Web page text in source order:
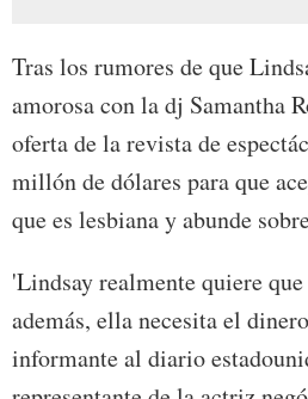
Tras los rumores de que
amorosa con la dj Samantha
oferta de la revista de
millón de dólares para que
que es lesbiana y abunde
'Lindsay realmente quiere que
además, ella necesita el
informante al diario